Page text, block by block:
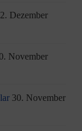
2. Dezember
November
30. November